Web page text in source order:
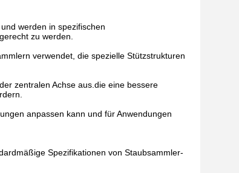
werden in spezifischen
zu werden.
verwendet, die spezielle Stützstrukturen
zentralen Achse aus.die eine bessere
anpassen kann und für Anwendungen
Spezifikationen von Staubsammler-